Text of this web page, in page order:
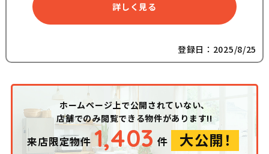
詳しく見る
登録日：2025/8/25
ホームページ上で公開されていない、
店舗でのみ閲覧できる物件があります!!
来店限定物件 1,403 件 大公開！